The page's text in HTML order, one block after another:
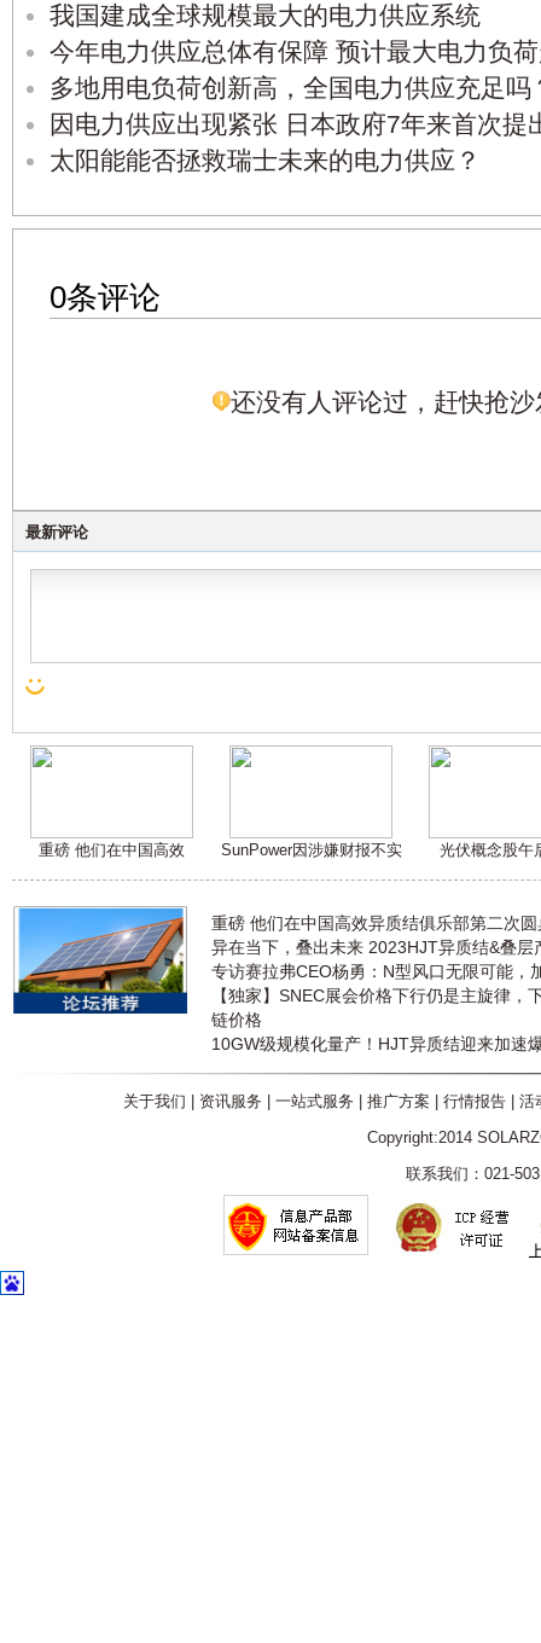
我国建成全球规模最大的电力供应系统
今年电力供应总体有保障 预计最大电力负
多地用电负荷创新高，全国电力供应充足吗
因电力供应出现紧张 日本政府7年来首次提
太阳能能否拯救瑞士未来的电力供应？
0条评论
还没有人评论过，赶快抢沙
最新评论
重磅 他们在中国高效 SunPower因涉嫌财报不实 光伏概念股午
重磅 他们在中国高效异质结俱乐部第二次
异在当下，叠出未来 2023HJT异质结&叠层
专访赛拉弗CEO杨勇：N型风口无限可能，
【独家】SNEC展会价格下行仍是主旋律，
链价格
10GW级规模化量产！HJT异质结迎来加速
关于我们 资讯服务 一站式服务 推广方案 行情报告| 活
Copyright:2014
联系我们：021-